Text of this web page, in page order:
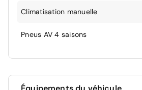
Climatisation manuelle
Pneus AV 4 saisons